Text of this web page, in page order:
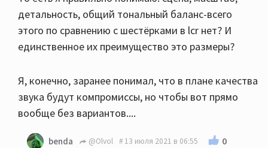
детальность, общий тональный баланс-всего
этого по сравнению с шестёрками в lcr нет? И
единственное их преимущество это размеры?
Я, конечно, заранее понимал, что в плане качества
звука будут компромиссы, но чтобы вот прямо
вообще без вариантов....
benda @Olvol 13 июля 2021 в 06:55 0